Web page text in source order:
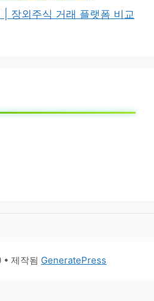
장외주식 거래 플랫폼 비교
• 제작됨 GeneratePress